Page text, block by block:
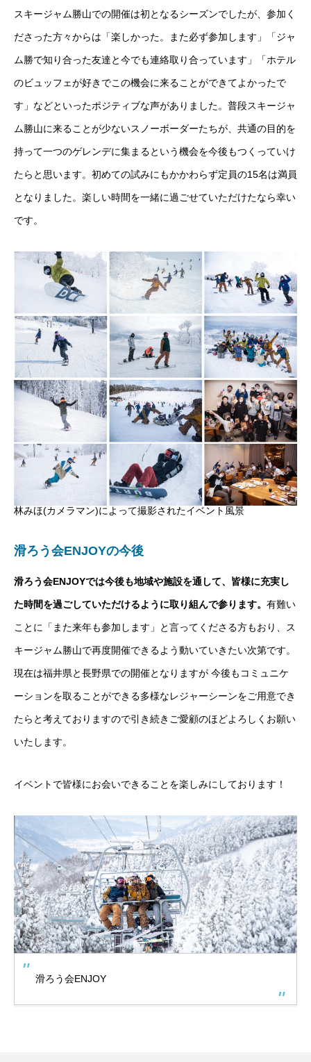
スキージャム勝山での開催は初となるシーズンでしたが、参加く
ださった方々からは「楽しかった。また必ず参加します」「ジャ
ム勝で知り合った友達と今でも連絡取り合っています」「ホテル
のビュッフェが好きでこの機会に来ることができてよかったで
す」などといったポジティブな声がありました。普段スキージャ
ム勝山に来ることが少ないスノーボーダーたちが、共通の目的を
持って一つのゲレンデに集まるという機会を今後もつくっていけ
たらと思います。初めての試みにもかかわらず定員の15名は満員
となりました。楽しい時間を一緒に過ごせていただけたなら幸い
です。
林みほ(カメラマン)によって撮影されたイベント風景
滑ろう会ENJOYの今後
滑ろう会ENJOYでは今後も地域や施設を通して、皆様に充実し
た時間を過ごしていただけるように取り組んで参ります。 有難い
ことに「また来年も参加します」と言ってくださる方もおり、ス
キージャム勝山で再度開催できるよう動いていきたい次第です。
現在は福井県と長野県での開催となりますが 今後もコミュニケ
ーションを取ることができる多様なレジャーシーンをご用意でき
たらと考えておりますので引き続きご愛顧のほどよろしくお願い
いたします。
イベントで皆様にお会いできることを楽しみにしております！
滑ろう会ENJOY